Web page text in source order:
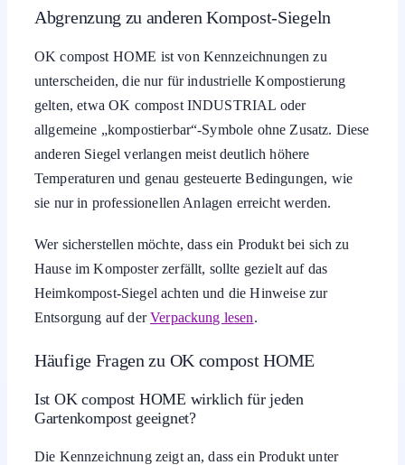
Abgrenzung zu anderen Kompost-Siegeln
OK compost HOME ist von Kennzeichnungen zu
unterscheiden, die nur für industrielle Kompostierung
gelten, etwa OK compost INDUSTRIAL oder
allgemeine „kompostierbar“-Symbole ohne Zusatz. Diese
anderen Siegel verlangen meist deutlich höhere
Temperaturen und genau gesteuerte Bedingungen, wie
sie nur in professionellen Anlagen erreicht werden.
Wer sicherstellen möchte, dass ein Produkt bei sich zu
Hause im Komposter zerfällt, sollte gezielt auf das
Heimkompost-Siegel achten und die Hinweise zur
Entsorgung auf derVerpackung lesen.
Häufige Fragen zu OK compost HOME
Ist OK compost HOME wirklich für jeden
Gartenkompost geeignet?
Die Kennzeichnung zeigt an, dass ein Produkt unter